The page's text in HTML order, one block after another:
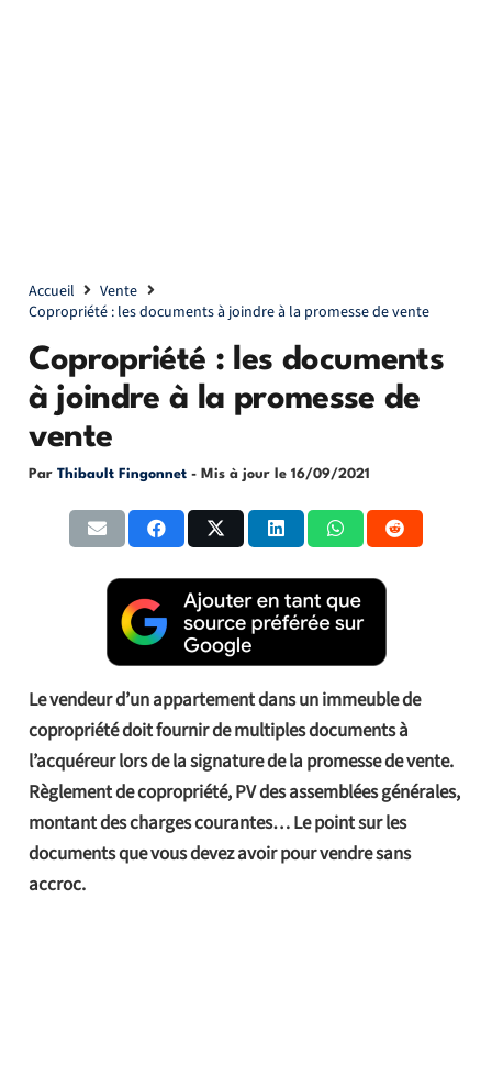
Accueil
Vente
Copropriété : les documents à joindre à la promesse de vente
Copropriété : les documents
à joindre à la promesse de
vente
Par Thibault Fingonnet - Mis à jour le 16/09/2021
Le vendeur d’un appartement dans un immeuble de
copropriété doit fournir de multiples documents à
l’acquéreur lors de la signature de la promesse de vente.
Règlement de copropriété, PV des assemblées générales,
montant des charges courantes… Le point sur les
documents que vous devez avoir pour vendre sans
accroc.